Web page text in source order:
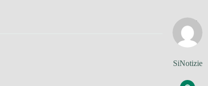
SiNotizie